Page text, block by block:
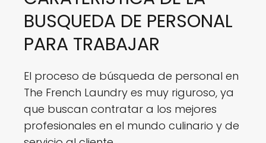
BUSQUEDA DE PERSONAL
PARA TRABAJAR
El proceso de búsqueda de personal en
The French Laundry es muy riguroso, ya
que buscan contratar a los mejores
profesionales en el mundo culinario y de